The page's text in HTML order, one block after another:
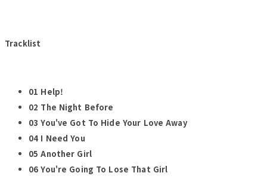
Tracklist
01 Help!
02 The Night Before
03 You've Got To Hide Your Love Away
04 I Need You
05 Another Girl
06 You're Going To Lose That Girl